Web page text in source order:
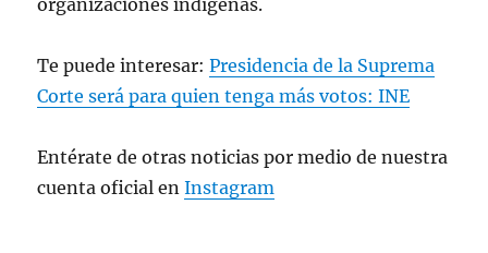
organizaciones indígenas.
Te puede interesar:Presidencia de la Suprema
Corte será para quien tenga más votos: INE
Entérate de otras noticias por medio de nuestra
cuenta oficial enInstagram